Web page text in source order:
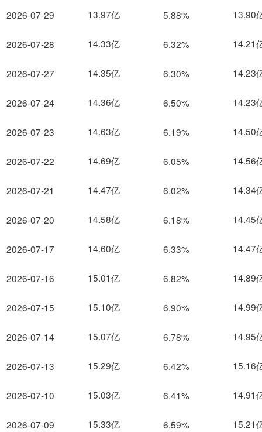
2026-07-29
2026-07-28
2026-07-27
2026-07-24
2026-07-23
2026-07-22
2026-07-21
2026-07-20
2026-07-17
2026-07-16
2026-07-15
2026-07-14
2026-07-13
2026-07-10
2026-07-09
13.97亿 5.88% 13.90
14.33亿 6.32% 14.21
14.35亿 6.30% 14.23
14.36亿 6.50% 14.23
14.63亿 6.19% 14.50
14.69亿 6.05% 14.56
14.47亿 6.02% 14.34
14.58亿 6.18% 14.45
14.60亿 6.33% 14.47
15.01亿 6.82% 14.89
15.10亿 6.90% 14.99
15.07亿 6.78% 14.95
15.29亿 6.42% 15.16
15.03亿 6.41% 14.91
15.33亿 6.59% 15.21